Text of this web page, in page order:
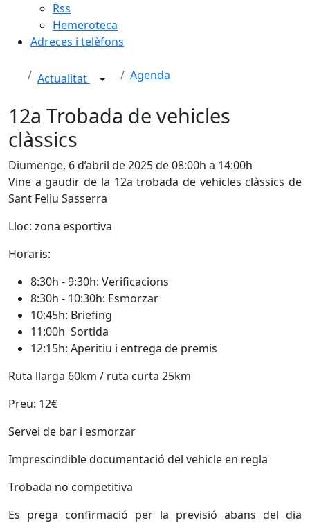
Rss
Hemeroteca
Adreces i telèfons
Actualitat Agenda
12a Trobada de vehicles
clàssics
Diumenge, 6 d’abril de 2025 de 08:00h a 14:00h
Vine a gaudir de la 12a trobada de vehicles clàssics de
Sant Feliu Sasserra
Lloc: zona esportiva
Horaris:
8:30h - 9:30h: Verificacions
8:30h - 10:30h: Esmorzar
10:45h: Briefing
11:00h Sortida
12:15h: Aperitiu i entrega de premis
Ruta llarga 60km / ruta curta 25km
Preu: 12€
Servei de bar i esmorzar
Imprescindible documentació del vehicle en regla
Trobada no competitiva
Es prega confirmació per la previsió abans del dia